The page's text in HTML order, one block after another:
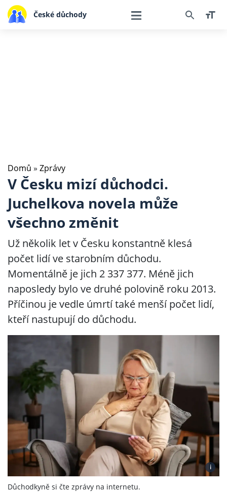
České důchody
Domů » Zprávy
V Česku mizí důchodci.
Juchelkova novela může
všechno změnit
Už několik let v Česku konstantně klesá
počet lidí ve starobním důchodu.
Momentálně je jich 2 337 377. Méně jich
naposledy bylo ve druhé polovině roku 2013.
Příčinou je vedle úmrtí také menší počet lidí,
kteří nastupují do důchodu.
i
Důchodkyně si čte zprávy na internetu.